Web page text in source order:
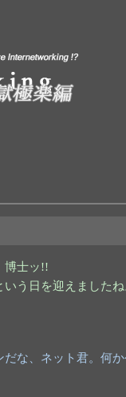
博士ッ!!
いう日を迎えました
な、ネット君。何